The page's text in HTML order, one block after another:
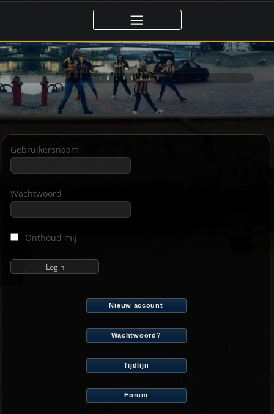
de
inhoud
INLOGGEN
Gebruikersnaam
Wachtwoord
Onthoud mij
Nieuw account
Wachtwoord?
Tijdlijn
Forum